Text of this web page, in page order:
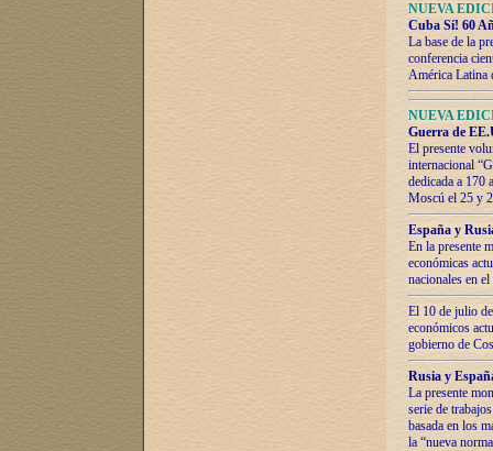
NUEVA
Cuba Sí! 60
La base de la
conferencia
América Latina
NUEVA
Guerra de
El presente
internacional
dedicada a 170
Moscú el 25 y
España y
En la presente
económicas
nacionales en
El 10 de julio
económicos
gobierno de
Rusia y
La presente
serie de
basada en los
la “nueva